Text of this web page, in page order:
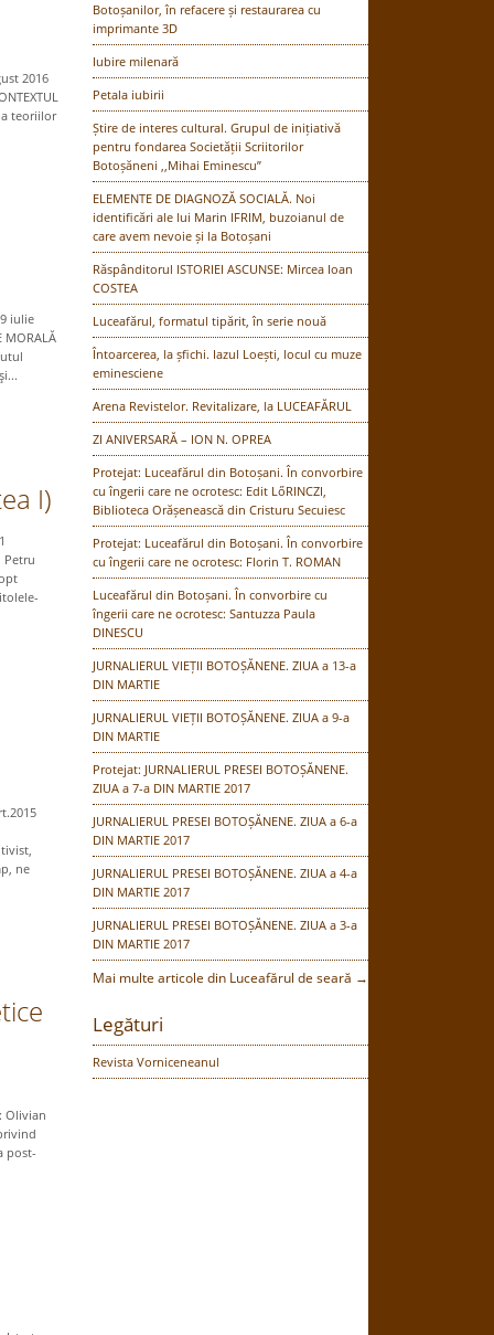
Botoșanilor, în refacere și restaurarea cu
imprimante 3D
Iubire milenară
Petala iubirii
Știre de interes cultural. Grupul de inițiativă
pentru fondarea Societății Scriitorilor
Botoșăneni ,,Mihai Eminescu”
ELEMENTE DE DIAGNOZĂ SOCIALĂ. Noi
identificări ale lui Marin IFRIM, buzoianul de
care avem nevoie și la Botoșani
Răspânditorul ISTORIEI ASCUNSE: Mircea Ioan
COSTEA
Luceafărul, formatul tipărit, în serie nouă
Întoarcerea, la șfichi. Iazul Loești, locul cu muze
eminesciene
Arena Revistelor. Revitalizare, la LUCEAFĂRUL
ZI ANIVERSARĂ – ION N. OPREA
Protejat: Luceafărul din Botoșani. În convorbire
cu îngerii care ne ocrotesc: Edit LőRINCZI,
Biblioteca Orășenească din Cristuru Secuiesc
Protejat: Luceafărul din Botoșani. În convorbire
cu îngerii care ne ocrotesc: Florin T. ROMAN
Luceafărul din Botoșani. În convorbire cu
îngerii care ne ocrotesc: Santuzza Paula
DINESCU
JURNALIERUL VIEȚII BOTOȘĂNENE. ZIUA a 13-a
DIN MARTIE
JURNALIERUL VIEȚII BOTOȘĂNENE. ZIUA a 9-a
DIN MARTIE
Protejat: JURNALIERUL PRESEI BOTOȘĂNENE.
ZIUA a 7-a DIN MARTIE 2017
JURNALIERUL PRESEI BOTOȘĂNENE. ZIUA a 6-a
DIN MARTIE 2017
JURNALIERUL PRESEI BOTOȘĂNENE. ZIUA a 4-a
DIN MARTIE 2017
JURNALIERUL PRESEI BOTOȘĂNENE. ZIUA a 3-a
DIN MARTIE 2017
Mai multe articole din Luceafărul de seară →
Legături
Revista Vorniceneanul
2016
teoriilor
iulie
MORALĂ
I)
Petru
ne
Olivian
post-